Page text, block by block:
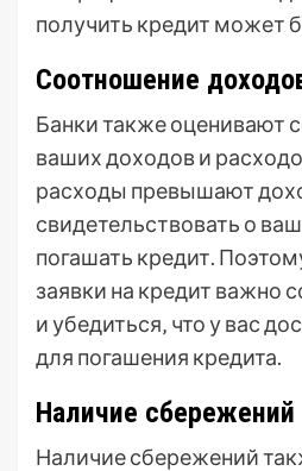
получить кредит может
Соотношение
Банки также оценивают
ваших доходов и
расходы превышают
свидетельствовать о
погашать кредит.
заявки на кредит важно
и убедиться‚ что у вас
для погашения кредита.
Наличие сбережений
Наличие сбережений